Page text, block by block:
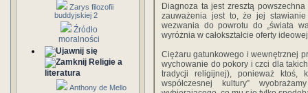
Zarys filozofii
buddyjskiej 2
Źródło
moralności
Religie a
literatura
Anthony de Mello
Diagnoza ta jest zresztą
zauważenia jest to, że jej
wezwania do powrotu do „świata
wyróżnia w całokształcie oferty
Ciężaru gatunkowego i wewnętrznej
wychowanie do pokory i czci dla
tradycji religijnej), ponieważ ktoś,
współczesnej kultury”